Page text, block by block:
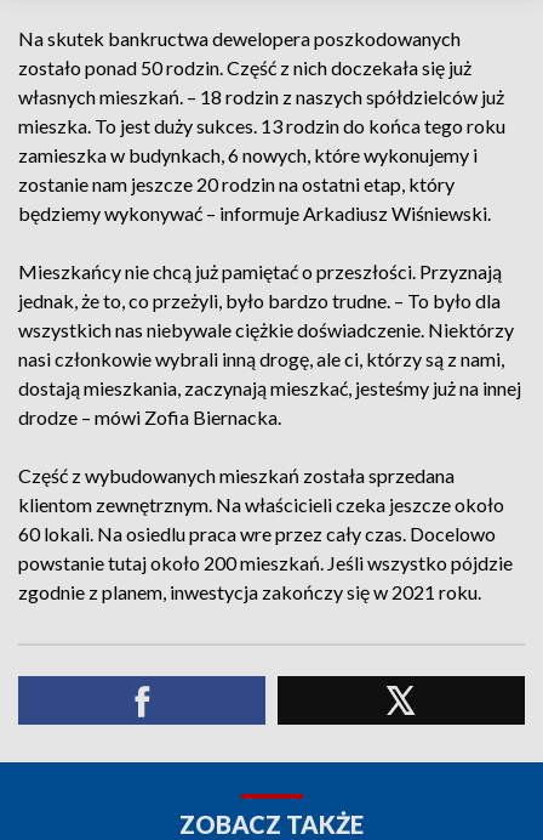
Na skutek bankructwa dewelopera poszkodowanych
zostało ponad 50 rodzin. Część z nich doczekała się już
własnych mieszkań. – 18 rodzin z naszych spółdzielców już
mieszka. To jest duży sukces. 13 rodzin do końca tego roku
zamieszka w budynkach, 6 nowych, które wykonujemy i
zostanie nam jeszcze 20 rodzin na ostatni etap, który
będziemy wykonywać – informuje Arkadiusz Wiśniewski.
Mieszkańcy nie chcą już pamiętać o przeszłości. Przyznają
jednak, że to, co przeżyli, było bardzo trudne. – To było dla
wszystkich nas niebywale ciężkie doświadczenie. Niektórzy
nasi członkowie wybrali inną drogę, ale ci, którzy są z nami,
dostają mieszkania, zaczynają mieszkać, jesteśmy już na innej
drodze – mówi Zofia Biernacka.
Część z wybudowanych mieszkań została sprzedana
klientom zewnętrznym. Na właścicieli czeka jeszcze około
60 lokali. Na osiedlu praca wre przez cały czas. Docelowo
powstanie tutaj około 200 mieszkań. Jeśli wszystko pójdzie
zgodnie z planem, inwestycja zakończy się w 2021 roku.
ZOBACZ TAKŻE